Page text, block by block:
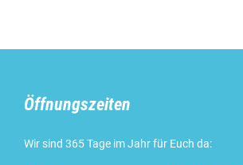
Öffnungszeiten
Wir sind 365 Tage im Jahr für Euch da: